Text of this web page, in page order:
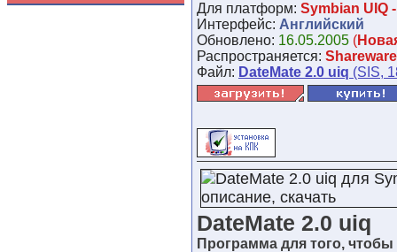
Для платформ: Symbian UIQ
Интерфейс: Английский
Обновлено: 16.05.2005 (
Распространяется: Shareware
Файл: DateMate 2.0 uiq (SIS,
DateMate 2.0 uiq
Программа для того,